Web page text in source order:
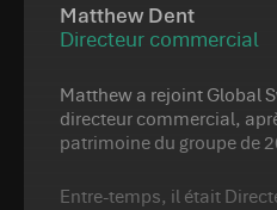
Matthew Dent
Directeur commercial
Matthew a rejoint Global
directeur commercial,
patrimoine du groupe de
Entre-temps, il était